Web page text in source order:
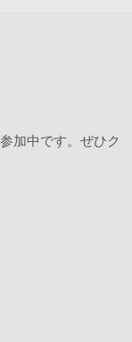
加中です。ぜひク